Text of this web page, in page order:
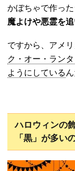
かぼちゃで作っ
魔よけや悪霊を
ですから、アメ
ク・オー・ラン
ようにしている
ハロウィンの
「黒」が多い